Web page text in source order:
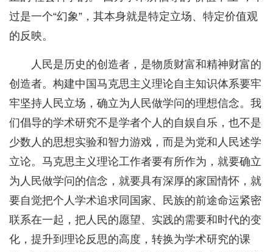
过是一个“幻象”，其本身就是特定立场、特定价值观
的反映。
人民是历史的创造者，是物质财富和精神财富的
创造者。构建中国马克思主义理论自主知识体系要牢
牢坚持人民立场，确立为人民做学问的理想信念。我
们倡导的学术研究不是学者个人的自娱自乐，也不是
少数人的思想实验和智力游戏，而是为党和人民述学
立论。马克思主义理论工作者要有所作为，就要确立
为人民做学问的信念，就要具有深厚的家国情怀，就
要自觉把个人学术追求同国家、民族的前途命运紧密
联系在一起，把人民的愿望、实践的需要和时代的变
化，提升到理论反思的高度，转换为学术研究的课